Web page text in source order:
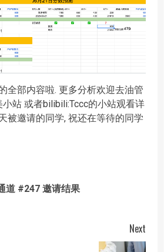
全部内容啦. 更多分析欢迎去油管
小站 或者bilibili:Tccc的小站观看详
被邀请的同学, 祝还在等待的同学
道 #247 邀请结果
Next